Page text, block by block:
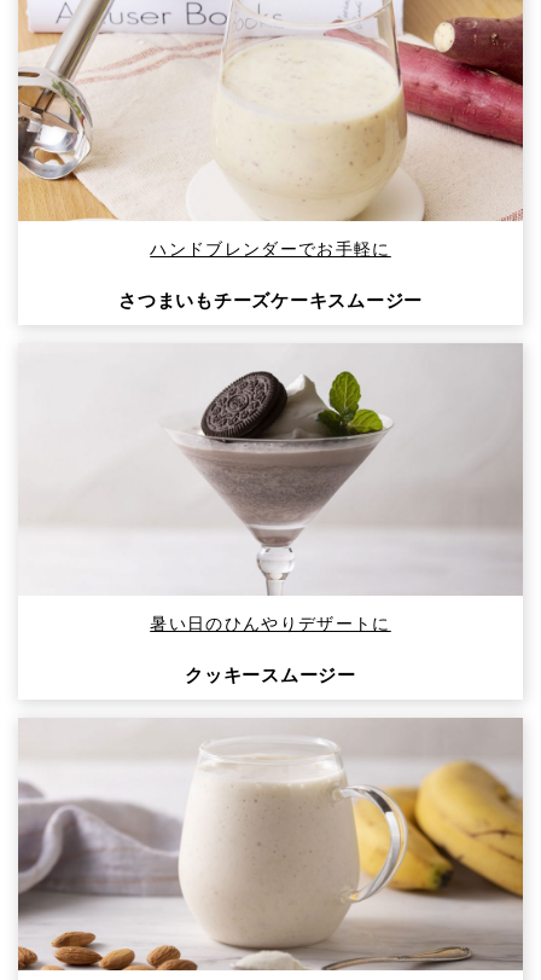
ハンドブレンダーでお手軽に
さつまいもチーズケーキスムージー
暑い日のひんやりデザートに
クッキースムージー